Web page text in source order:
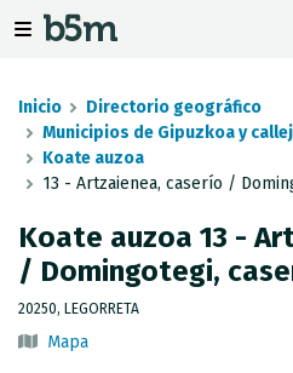
Inicio
Directorio geográfico
Municipios de Gipuzkoa y
Koate auzoa
13 - Artzaienea, caserío /
Koate auzoa 13 -
/ Domingotegi,
20250, LEGORRETA
Mapa
DESCARGAS
CONJUNTOS DE DATOS
SERVICIOS OGC
SERVICIOS INSPIRE
DISTANCIA ENTRE MUNICIPIOS
G-IRUDIA
VISUALIZADOR DE MAPAS DE
MAPAS OFFLINE
MAPAS HD DE GIPUZKOA
GEODESIA
RED GNSS EN GIPUZKOA
SEÑALES GEODÉSICAS
DETECCIÓN DE SUBSIDENCIAS